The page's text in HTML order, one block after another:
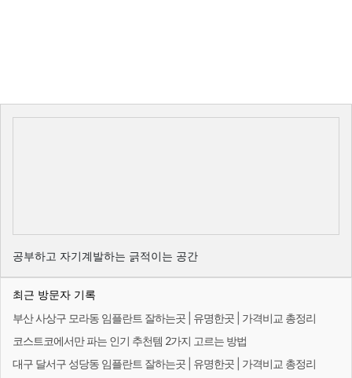
공부하고 자기계발하는 긁적이는 공간
최근 방문자 기록
부산 사상구 모라동 임플란트 잘하는곳 | 유명한곳 | 가격비교 총정리
코스트코에서만 파는 인기 추천템 2가지 고르는 방법
대구 달서구 성당동 임플란트 잘하는곳 | 유명한곳 | 가격비교 총정리